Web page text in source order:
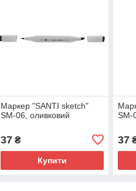
Маркер "SANTI sketch"
SM-06, оливковий
37₴
Купити
SM-
37